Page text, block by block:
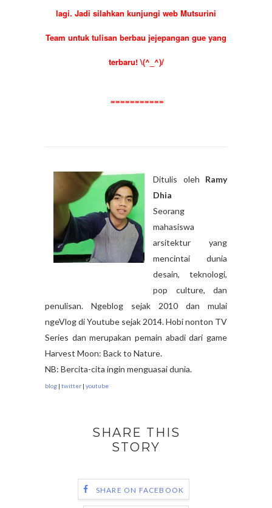
lagi. Jadi silahkan kunjungi web Mutsurini
Team untuk tulisan berbau jejepangan gue yang
terbaru! \(^_^)/
===========
Ditulis oleh Ramy
Dhia
Seorang
mahasiswa
arsitektur yang
mencintai dunia
desain, teknologi,
pop culture, dan
penulisan. Ngeblog sejak 2010 dan mulai
ngeVlog di Youtube sejak 2014. Hobi nonton TV
Series dan merupakan pemain abadi dari game
Harvest Moon: Back to Nature.
NB: Bercita-cita ingin menguasai dunia.
blog | twitter | youtube
SHARE THIS
STORY
SHARE ON FACEBOOK